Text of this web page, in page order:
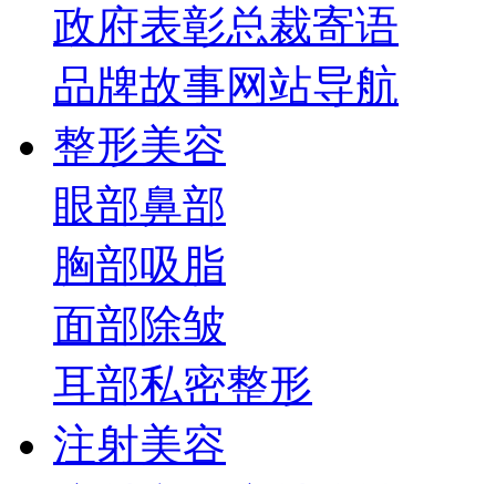
政府表彰总裁寄语
品牌故事网站导航
整形美容
眼部鼻部
胸部吸脂
面部除皱
耳部私密整形
注射美容